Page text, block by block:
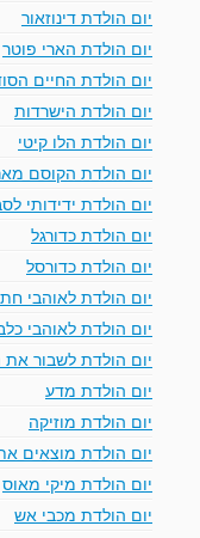
יום הולדת דינוזאור
יום הולדת הארי פוטר
יום הולדת החיים
יום הולדת הישרדות
יום הולדת הלו קיטי
יום הולדת הקוסם
יום הולדת ידידותי
יום הולדת כדורגל
יום הולדת כדורסל
יום הולדת לאוהבי
יום הולדת לאוהבי
יום הולדת לשבור
יום הולדת מדע
יום הולדת מוזיקה
יום הולדת מוצאים
יום הולדת מיקי מאוס
יום הולדת מכבי אש